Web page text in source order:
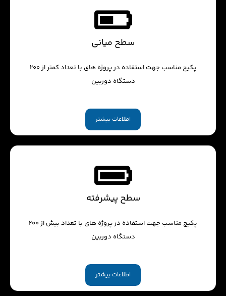
سطح میانی
پکیج مناسب جهت استفاده در پروژه های با تعداد کمتر از 200
دستگاه دوربین
اطلاعات بیشتر
سطح پیشرفته
پکیج مناسب جهت استفاده در پروژه های با تعداد بیش از 200
دستگاه دوربین
اطلاعات بیشتر